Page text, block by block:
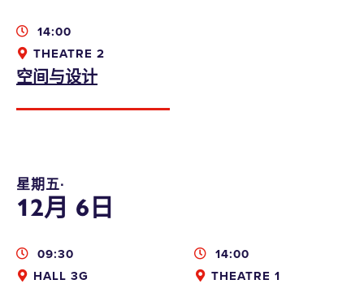
14:00
THEATRE 2
空间与设计
星期五∙
12月 6日
09:30
HALL 3G
14:00
THEATRE 1